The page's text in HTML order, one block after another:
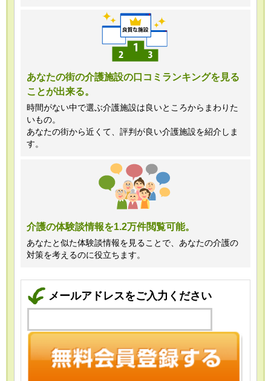
株式会社クリエイターズネクスト個人情
報保護管理者 窪田望
TEL:0120-21-7070
（受付時間 10時～19時 土日祝日除
く・営業のお電話はお断りいたします）
あなたの街の介護施設の口コミランキングを見る
ことが出来る。
時間がない中で選ぶ介護施設は良いところからまわりた
いもの。
あなたの街から近くて、評判が良い介護施設を紹介しま
す。
介護の体験談情報を1.2万件閲覧可能。
あなたと似た体験談情報を見ることで、あなたの介護の
対策を考えるのに役立ちます。
メールアドレスをご入力ください